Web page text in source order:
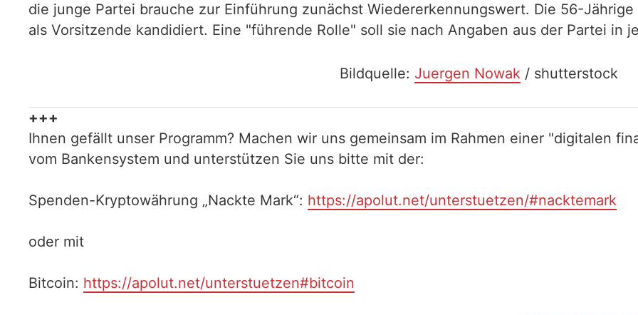
die junge Partei brauche zur Einführung zunächst Wiedererkennungswert. Die 56-
als Vorsitzende kandidiert. Eine "führende Rolle" soll sie nach Angaben aus der Partei in
Bildquelle: Juergen Nowak/ shutterstock
+++
Ihnen gefällt unser Programm? Machen wir uns gemeinsam im Rahmen einer "digitalen
vom Bankensystem und unterstützen Sie uns bitte mit der:
Spenden-Kryptowährung „Nackte Mark“: https://apolut.net/unterstuetzen/#nacktemark
oder mit
Bitcoin: https://apolut.net/unterstuetzen#bitcoin